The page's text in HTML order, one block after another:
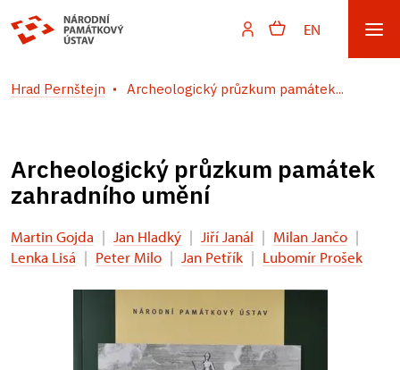
EN
Hrad Pernštejn Archeologický průzkum památek...
Archeologický průzkum památek
zahradního umění
Martin Gojda | Jan Hladký | Jiří Janál | Milan Jančo |
Lenka Lisá | Peter Milo | Jan Petřík | Lubomír Prošek